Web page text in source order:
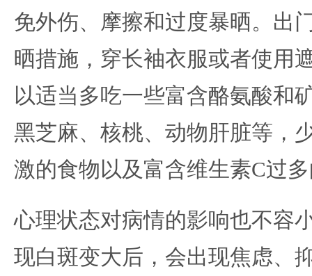
免外伤、摩擦和过度暴晒。出
晒措施，穿长袖衣服或者使用
以适当多吃一些富含酪氨酸和
黑芝麻、核桃、动物肝脏等，
激的食物以及富含维生素C过
心理状态对病情的影响也不容
现白斑变大后，会出现焦虑、